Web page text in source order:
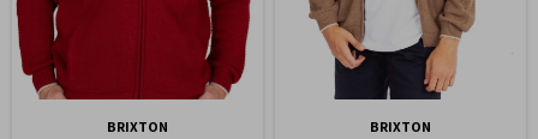
BRIXTON BRIXTON